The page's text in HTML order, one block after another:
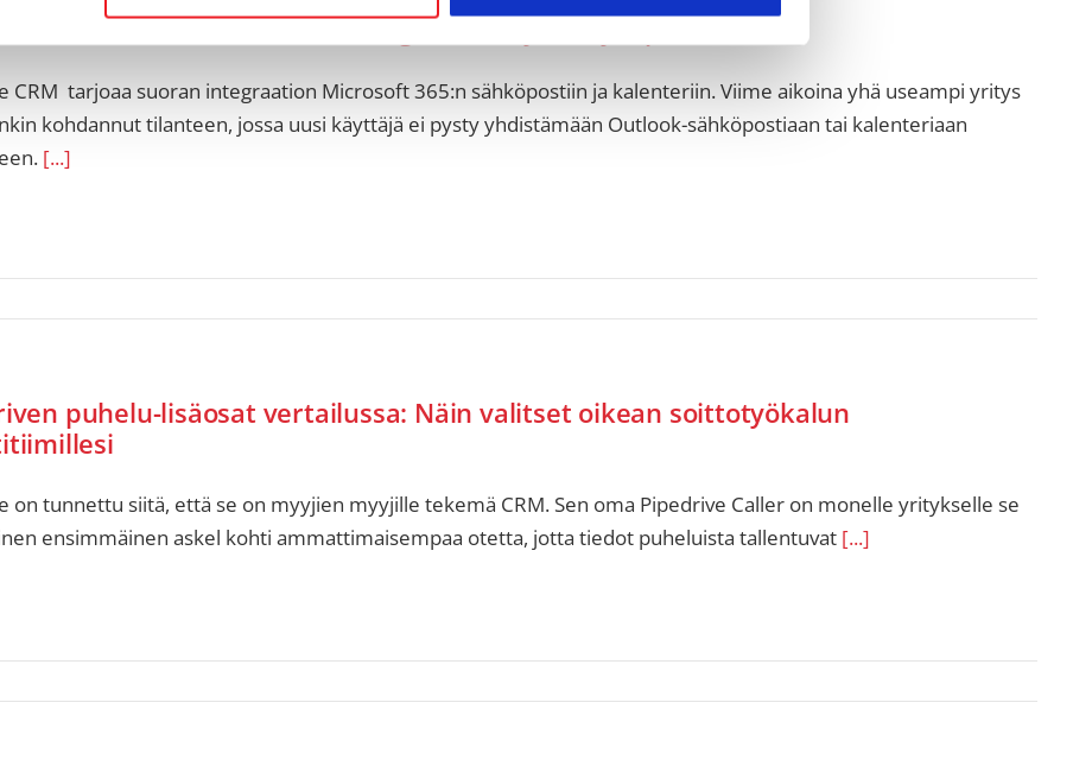
Miksi Microsoft 365 -integraatio ei yhdisty Pipedriveen?
CRM tarjoaa suoran integraation Microsoft 365:n sähköpostiin ja kalenteriin. Viime aikoina yhä useampi yritys
kohdannut tilanteen, jossa uusi käyttäjä ei pysty yhdistämään Outlook-sähköpostiaan tai kalenteriaan
[...]
puhelu-lisäosat vertailussa: Näin valitset oikean soittotyökalun
on tunnettu siitä, että se on myyjien myyjille tekemä CRM. Sen oma Pipedrive Caller on monelle yritykselle se
ensimmäinen askel kohti ammattimaisempaa otetta, jotta tiedot puheluista tallentuvat[...]